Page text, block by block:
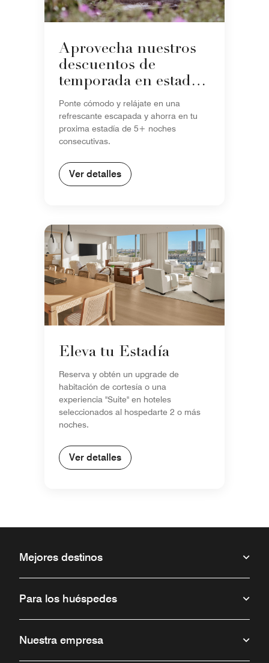
Aprovecha nuestros
descuentos de
temporada en estadías
de 5+ noches
Ponte cómodo y relájate en una
refrescante escapada y ahorra en tu
proxima estadía de 5+ noches
consecutivas.
Ver detalles
Eleva tu Estadía
Reserva y obtén un upgrade de
habitación de cortesía o una
experiencia "Suite" en hoteles
seleccionados al hospedarte 2 o más
noches.
Ver detalles
Mejores destinos
Para los huéspedes
Nuestra empresa